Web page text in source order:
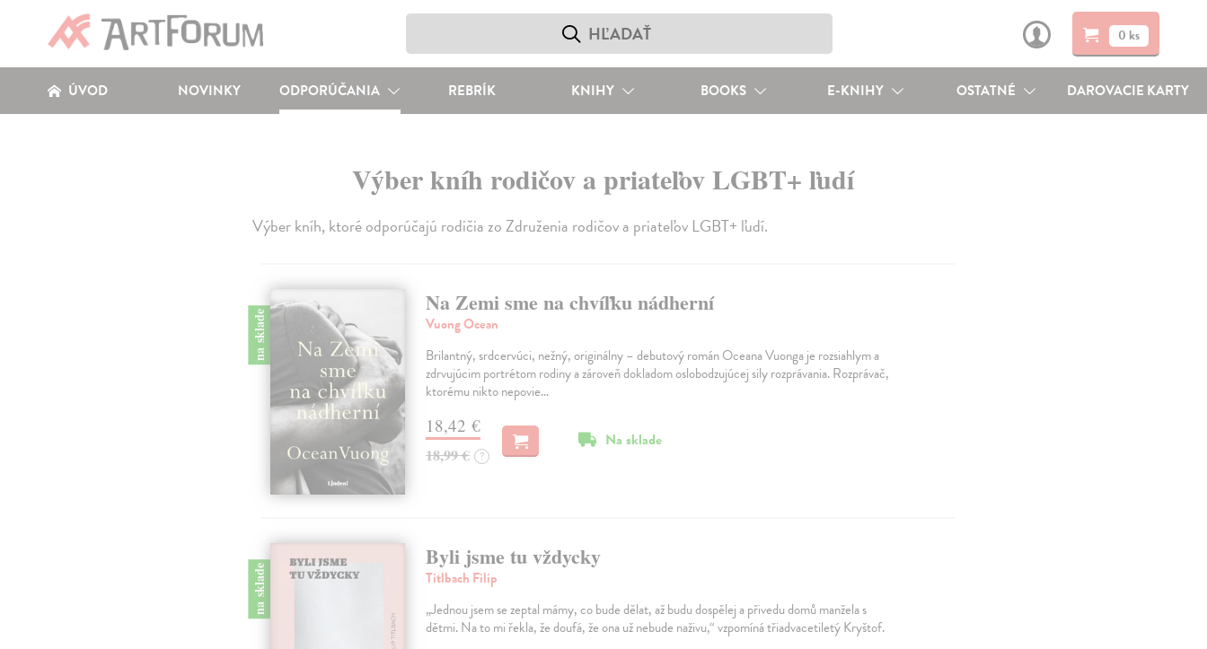
0 ks
ÚVOD NOVINKY ODPORÚČANIA REBRÍK KNIHY BOOKS E-KNIHY OSTATNÉ DAROVACIE KARTY
Výber kníh rodičov a priateľov LGBT+ ľudí
Výber kníh, ktoré odporúčajú rodičia zo Združenia rodičov a priateľov LGBT+ ľudí.
na sklade
Na Zemi sme na chvíľku nádherní
Vuong Ocean
Brilantný, srdcervúci, nežný, originálny – debutový román Oceana Vuonga je rozsiahlym a
zdrvujúcim portrétom rodiny a zároveň dokladom oslobodzujúcej sily rozprávania. Rozprávač,
ktorému nikto nepovie…
18,42 €
18,99 € ?
Na sklade
na sklade
Byli jsme tu vždycky
Titlbach Filip
„Jednou jsem se zeptal mámy, co bude dělat, až budu dospělej a přivedu domů manžela s
dětmi. Na to mi řekla, že doufá, že ona už nebude naživu,“ vzpomíná třiadvacetiletý Kryštof.